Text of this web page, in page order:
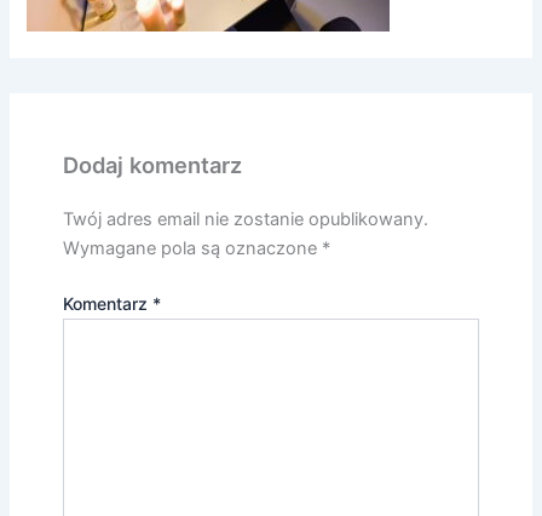
Dodaj komentarz
Twój adres email nie zostanie opublikowany.
Wymagane pola są oznaczone *
Komentarz *